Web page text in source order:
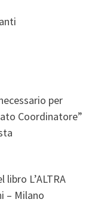
per
Coordinatore”
L’ALTRA
– Milano